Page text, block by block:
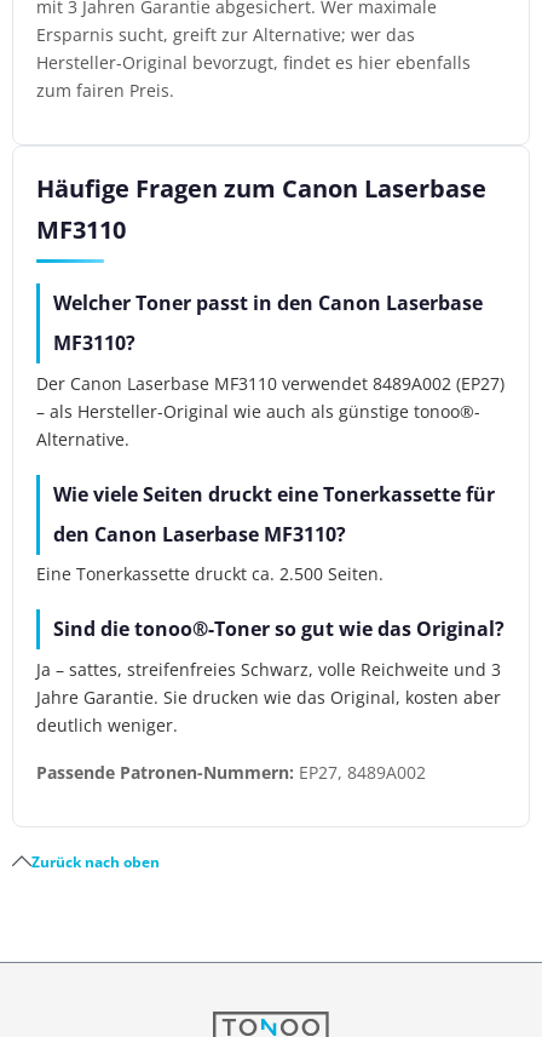
mit 3 Jahren Garantie abgesichert. Wer maximale
Ersparnis sucht, greift zur Alternative; wer das
Hersteller-Original bevorzugt, findet es hier ebenfalls
zum fairen Preis.
Häufige Fragen zum Canon Laserbase
MF3110
Welcher Toner passt in den Canon Laserbase
MF3110?
Der Canon Laserbase MF3110 verwendet 8489A002 (EP27)
– als Hersteller-Original wie auch als günstige tonoo®-
Alternative.
Wie viele Seiten druckt eine Tonerkassette für
den Canon Laserbase MF3110?
Eine Tonerkassette druckt ca. 2.500 Seiten.
Sind die tonoo®-Toner so gut wie das Original?
Ja – sattes, streifenfreies Schwarz, volle Reichweite und 3
Jahre Garantie. Sie drucken wie das Original, kosten aber
deutlich weniger.
Passende Patronen-Nummern: EP27, 8489A002
Zurück nach oben